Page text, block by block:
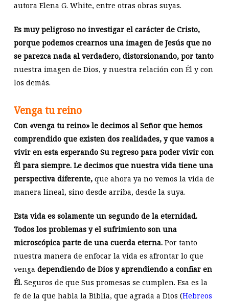
autora Elena G. White, entre otras obras suyas.
Es muy peligroso no investigar el carácter de Cristo,
porque podemos crearnos una imagen de Jesús que no
se parezca nada al verdadero, distorsionando, por tanto
nuestra imagen de Dios, y nuestra relación con Él y con
los demás.
Venga tu reino
Con «venga tu reino» le decimos al Señor que hemos
comprendido que existen dos realidades, y que vamos a
vivir en esta esperando Su regreso para poder vivir con
Él para siempre. Le decimos que nuestra vida tiene una
perspectiva diferente, que ahora ya no vemos la vida de
manera lineal, sino desde arriba, desde la suya.
Esta vida es solamente un segundo de la eternidad.
Todos los problemas y el sufrimiento son una
microscópica parte de una cuerda eterna.Por tanto
nuestra manera de enfocar la vida es afrontar lo que
venga dependiendo de Dios y aprendiendo a confiar en
Él. Seguros de que Sus promesas se cumplen. Esa es la
fe de la que habla la Biblia, que agrada a Dios (Hebreos